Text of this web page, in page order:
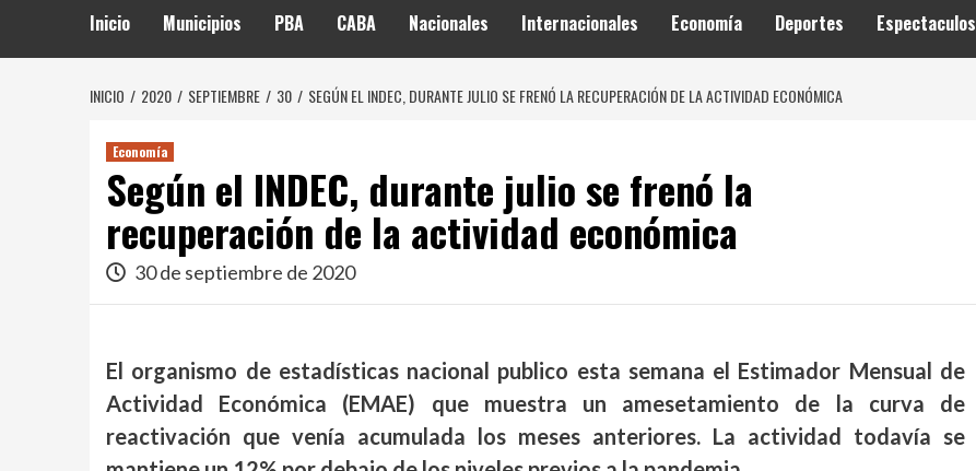
Inicio Municipios PBA CABA Nacionales Internacionales Economía Deportes Espectaculos
INICIO 2020 SEPTIEMBRE 30 SEGÚN EL INDEC, DURANTE JULIO SE FRENÓ LA RECUPERACIÓN DE LA ACTIVIDAD ECONÓMICA
Economía
Según el INDEC, durante julio se frenó la
recuperación de la actividad económica
30 de septiembre de 2020
El organismo de estadísticas nacional publico esta semana el Estimador Mensual de
Actividad Económica (EMAE) que muestra un amesetamiento de la curva de
reactivación que venía acumulada los meses anteriores. La actividad todavía se